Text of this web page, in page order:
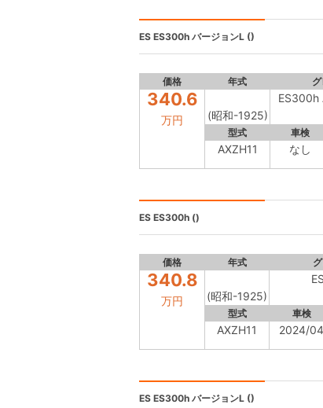
ES ES300h バージョンL ()
価格 年式
340.6
万円 (昭和-1925)
ES300h
型式 車検
AXZH11 なし
ES ES300h ()
価格 年式
340.8
万円 (昭和-1925)
型式 車検
AXZH11 2024/04
ES ES300h バージョンL ()